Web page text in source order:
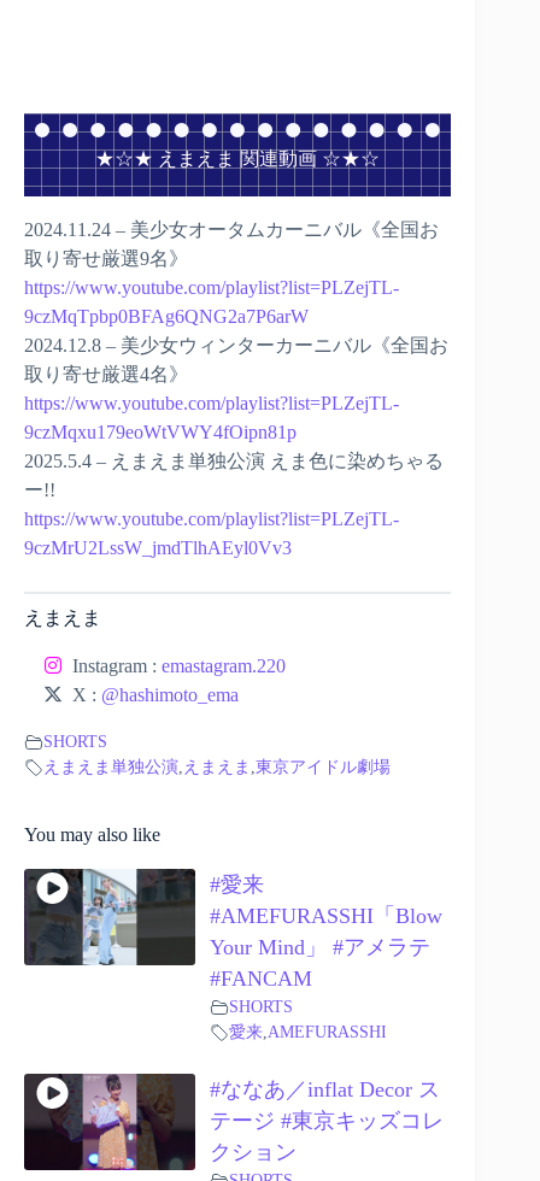
★☆★ えまえま 関連動画 ☆★☆
2024.11.24 – 美少女オータムカーニバル《全国お
取り寄せ厳選9名》
https://www.youtube.com/playlist?list=PLZejTL-
9czMqTpbp0BFAg6QNG2a7P6arW
2024.12.8 – 美少女ウィンターカーニバル《全国お
取り寄せ厳選4名》
https://www.youtube.com/playlist?list=PLZejTL-
9czMqxu179eoWtVWY4fOipn81p
2025.5.4 – えまえま単独公演 えま色に染めちゃる
ー!!
https://www.youtube.com/playlist?list=PLZejTL-
9czMrU2LssW_jmdTlhAEyl0Vv3
えまえま
Instagram : emastagram.220
X : @hashimoto_ema
SHORTS
えまえま単独公演 えまえま 東京アイドル劇場
You may also like
#愛来
#AMEFURASSHI「Blow
Your Mind」 #アメラテ
#FANCAM
SHORTS
愛来, AMEFURASSHI
#ななあ／inflat Decor ス
テージ #東京キッズコレ
クション